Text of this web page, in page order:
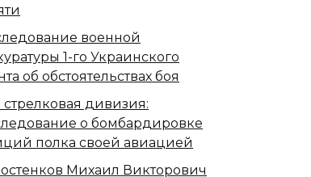
военной
1-го Украинского
об обстоятельствах боя
стрелковая дивизия:
о бомбардировке
полка своей авиацией
Михаил Викторович